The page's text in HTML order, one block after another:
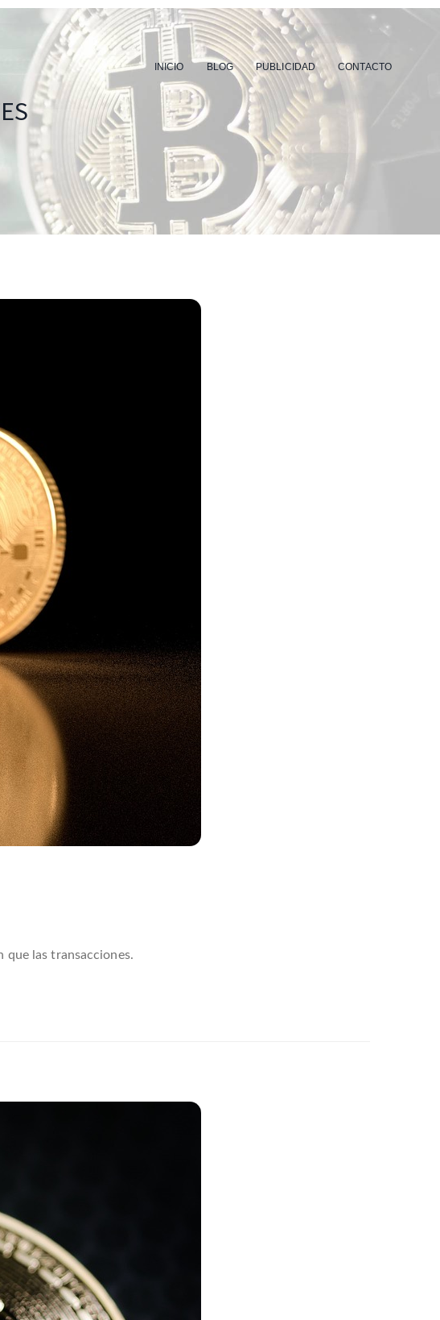
INICIO BLOG PUBLICIDAD CONTACTO
que las transacciones.